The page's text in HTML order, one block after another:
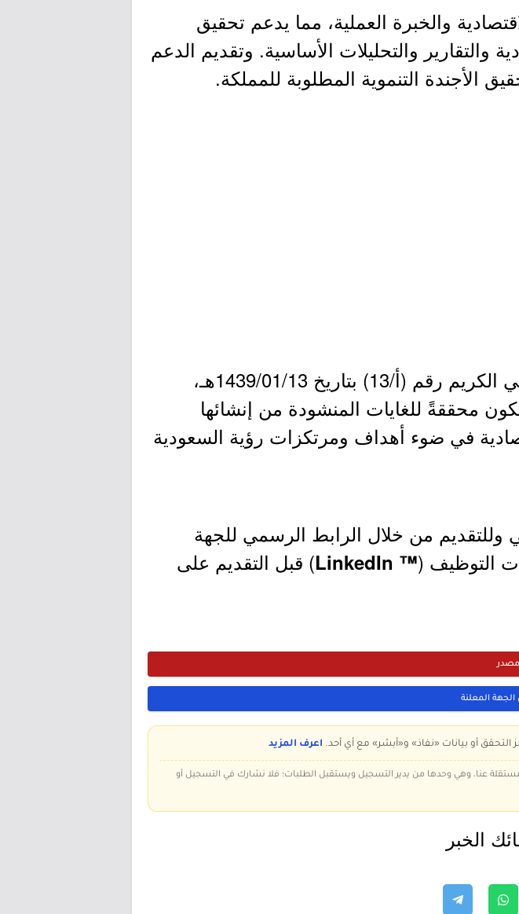
والخبرة العملية، مما يدعم تحقيق
والتحليلات الأساسية. وتقديم الدعم
الأجندة التنموية المطلوبة للمملكة.
- تأسس صندوق التنمية الوطني بموجب الأمر الملكي الكريم رقم (أ/13) بتاريخ 1439/01/13هـ،
محققةً للغايات المنشودة من إنشائها
في ضوء أهداف ومرتكزات رؤية السعودية
من خلال الرابط الرسمي للجهة
التوظيف (™ LinkedIn
) قبل التقديم على
الجهة المعلنة
التحقق أو بيانات «نفاذ» و«أبشر» مع أي أحد. اعرف المزيد
مستقلة عنا، وهي وحدها من يدير التسجيل ويستقبل الطلبات؛ فلا نشارك في التسجيل أو
الخبر